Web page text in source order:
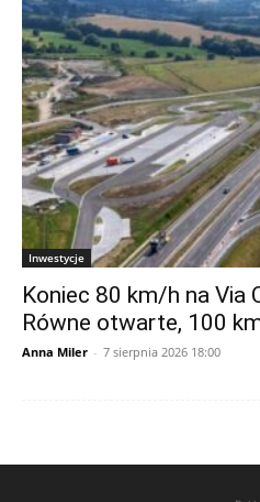
Inwestycje
Koniec 80 km/h na Via
Równe otwarte, 100
Anna Miler - 7 sierpnia 2026 18:00